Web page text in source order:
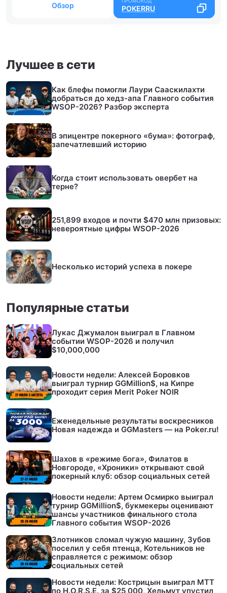
Обзор POKERRU
Лучшее в сети
Как блефы помогли Лаури Сааскилахти
добраться до хедз-апа Главного события
WSOP-2026? Разбор эксперта
В эпицентре покерного «бума»: фотограф,
запечатлевший историю
Когда стоит использовать овербет на
терне?
251,899 входов и почти $470 млн призовых:
невероятные цифры WSOP-2026
Несколько историй успеха в покере
Популярные статьи
Лукас Джумалон выиграл в Главном
событии WSOP-2026 и получил
$10,000,000
Новости недели: Алексей Боровков
выиграл турнир GGMillion$, на Кипре
проходит серия Merit Poker NOIR
Еженедельные результаты воскресников
Новая надежда и GGMasters — на Poker.ru!
Шахов в «режиме бога», Филатов в
Новгороде, «Хроники» открывают свой
покерный клуб: обзор социальных сетей
Новости недели: Артем Осмирко выиграл
турнир GGMillion$, букмекеры оценивают
шансы участников финального стола
Главного события WSOP-2026
Злотников сломал чужую машину, Зубов
поселил у себя птенца, Котельников не
справляется с режимом: обзор
социальных сетей
Новости недели: Кострицын выиграл МТТ
по H.O.R.S.E. за $25,000, Хельмут упустил